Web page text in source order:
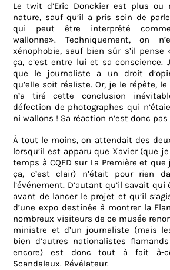
Le twit d’Eric Donckier est plus ou
nature, sauf qu’il a pris soin de
qui peut être interprété comme
wallonne». Techniquement, on
xénophobie, sauf bien sûr s’il pense
ça, c’est entre lui et sa conscience.
que le journaliste a un droit
qu’elle soit réaliste. Or, je le répète,
n’a tiré cette conclusion
défection de photographes qui
ni wallons ! Sa réaction n’est donc
À tout le moins, on attendait des
lorsqu’il est apparu que Xavier (que
temps à CQFD sur La Première et
ça, c’est clair) n’était pour rien
l’événement. D’autant qu’il savait
avant de lancer le projet et qu’il
d’une expo destinée à montrer la
nombreux visiteurs de ce musée
ministre et d’un journaliste (mais
bien d’autres nationalistes
encore) est donc tout à fait à-
Scandaleux. Révélateur.